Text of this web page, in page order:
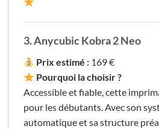
3. Anycubic Kobra2 Neo
Prix estimé : 169 €
Pourquoi la choisir ?
Accessible et fiable, cette
pour les débutants. Avec son
automatique et sa structure